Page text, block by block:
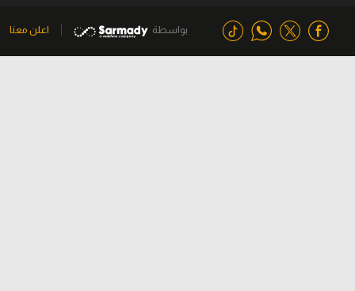
بواسطة اعلن معنا